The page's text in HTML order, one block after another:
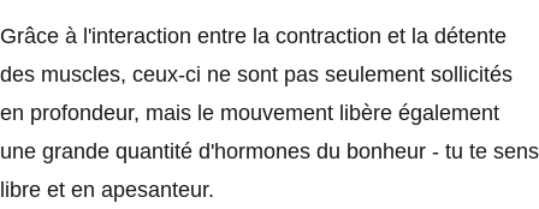
Grâce à l'interaction entre la contraction et la détente
des muscles, ceux-ci ne sont pas seulement sollicités
en profondeur, mais le mouvement libère également
une grande quantité d'hormones du bonheur - tu te sens
libre et en apesanteur.